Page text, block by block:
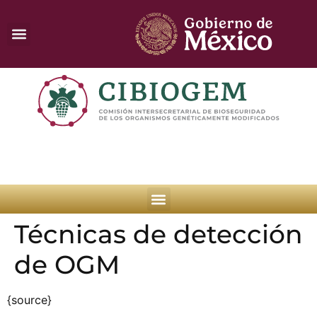
Técnicas de detección
de OGM
{source}